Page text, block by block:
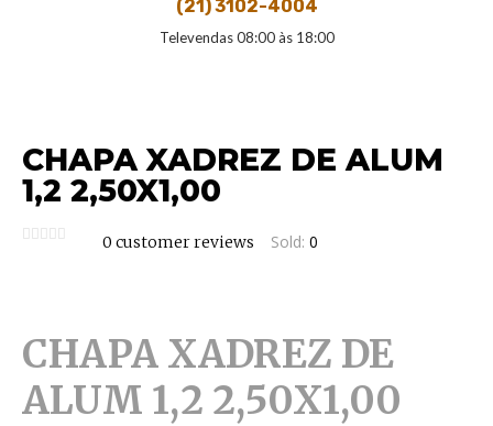
(21) 3102-4004
Televendas 08:00 às 18:00
CHAPA XADREZ DE ALUM
1,2 2,50X1,00
0 customer reviews Sold: 0
CHAPA XADREZ DE
ALUM 1,2 2,50X1,00